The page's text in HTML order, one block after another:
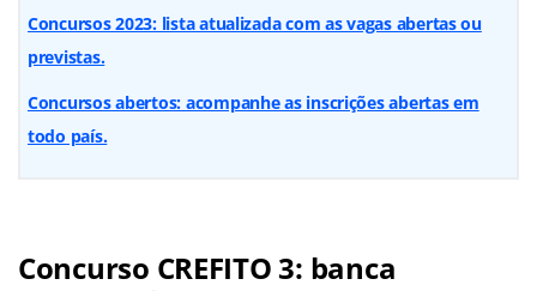
Concursos 2023: lista atualizada com as vagas abertas ou
previstas.
Concursos abertos: acompanhe as inscrições abertas em
todo país.
Concurso CREFITO 3: banca